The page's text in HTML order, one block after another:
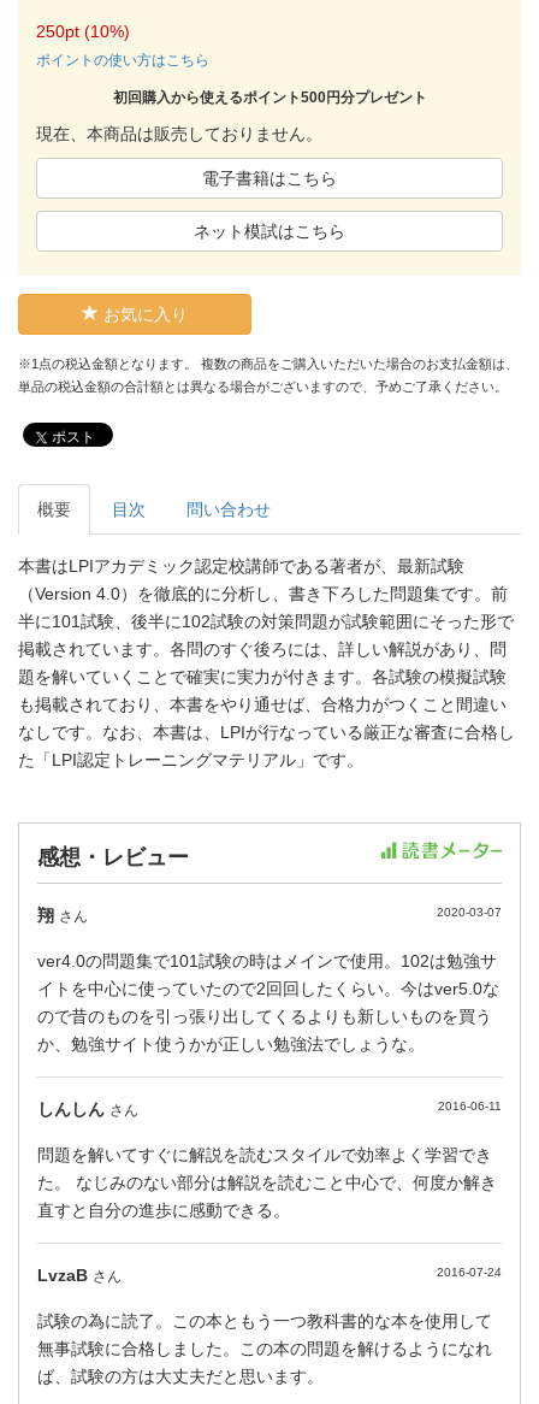
250pt (10%)
ポイントの使い方はこちら
初回購入から使えるポイント500円分プレゼント
現在、本商品は販売しておりません。
電子書籍はこちら
ネット模試はこちら
お気に入り
※1点の税込金額となります。 複数の商品をご購入いただいた場合のお支払金額は、
単品の税込金額の合計額とは異なる場合がございますので、予めご了承ください。
ポスト
概要 目次 問い合わせ
本書はLPIアカデミック認定校講師である著者が、最新試験
（Version 4.0）を徹底的に分析し、書き下ろした問題集です。前
半に101試験、後半に102試験の対策問題が試験範囲にそった形で
掲載されています。各問のすぐ後ろには、詳しい解説があり、問
題を解いていくことで確実に実力が付きます。各試験の模擬試験
も掲載されており、本書をやり通せば、合格力がつくこと間違い
なしです。なお、本書は、LPIが行なっている厳正な審査に合格し
た「LPI認定トレーニングマテリアル」です。
感想・レビュー
翔 さん 2020-03-07
ver4.0の問題集で101試験の時はメインで使用。102は勉強サ
イトを中心に使っていたので2回回したくらい。今はver5.0な
ので昔のものを引っ張り出してくるよりも新しいものを買う
か、勉強サイト使うかが正しい勉強法でしょうな。
しんしん さん 2016-06-11
問題を解いてすぐに解説を読むスタイルで効率よく学習でき
た。 なじみのない部分は解説を読むこと中心で、何度か解き
直すと自分の進歩に感動できる。
LvzaB さん 2016-07-24
試験の為に読了。この本ともう一つ教科書的な本を使用して
無事試験に合格しました。この本の問題を解けるようになれ
ば、試験の方は大丈夫だと思います。